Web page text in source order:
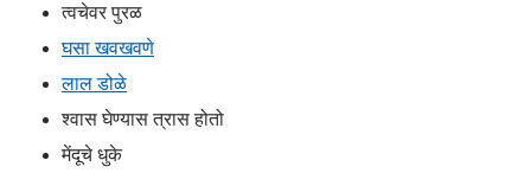
त्वचेवर पुरळ
घसा खवखवणे
लाल डोळे
श्वास घेण्यास त्रास होतो
मेंदूचे धुके